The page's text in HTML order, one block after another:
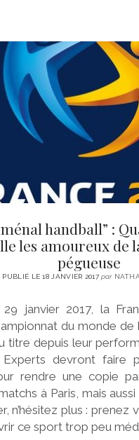
handball” :
les amoureux de
pégueuse
PUBLIÉ LE 18 JANVIER 2017par
janvier 2017, la
du monde de
titre depuis leur
devront faire
rendre une copie
à Paris, mais
n’hésitez plus : prenez
ce sport trop peu